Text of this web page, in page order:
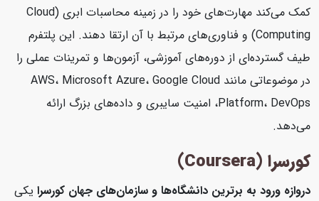
کمک می‌کند مهارت‌های خود را در زمینه محاسبات ابری (Cloud
Computing) و فناوری‌های مرتبط با آن ارتقا دهند. این پلتفرم
طیف گسترده‌ای از دوره‌های آموزشی، آزمون‌ها و تمرینات عملی را
در موضوعاتی مانند AWS، Microsoft Azure، Google Cloud
Platform، DevOps، امنیت سایبری و داده‌های بزرگ ارائه
می‌دهد.
کورسرا (Coursera)
دروازه ورود به برترین دانشگاه‌ها و سازمان‌های جهان کورسرایکی